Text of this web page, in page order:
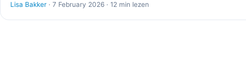
Lisa Bakker · 7 February 2026 · 12 min lezen